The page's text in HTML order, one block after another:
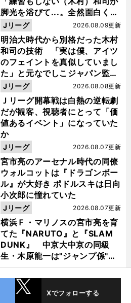
脚光を浴びて...。全然面白くな
い４年間でした」
明治大時代から別格だった木村
和司の技術 「実は僕、アイツ
のフェイントを真似していまし
た」と元なでしこジャパン監
督・佐々木則夫
2026.08.09更新
Jリーグ
Ｊリーグ開幕戦は白熱の逆転劇
だが観客、視聴者にとって「価
値あるイベント」になっていた
か
2026.08.08更新
Jリーグ
宮市亮のアーセナル時代の同僚
ウォルコットは『ドラゴンボー
ル』が大好き ポドルスキは日向
小次郎に憧れていた
2026.08.07更新
Jリーグ
横浜Ｆ・マリノスの宮市亮を育
てた『NARUTO』と『SLAM
DUNK』 中京大中京の同級
生・木原龍一は"ジャンプ係"だ
った
2026.08.07更新
Jリーグ
Xでフォローする